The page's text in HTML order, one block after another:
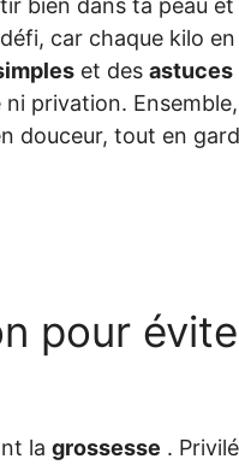
car chaque kilo
et des astuces
privation.
douceur, tout en
pour
la grossesse .